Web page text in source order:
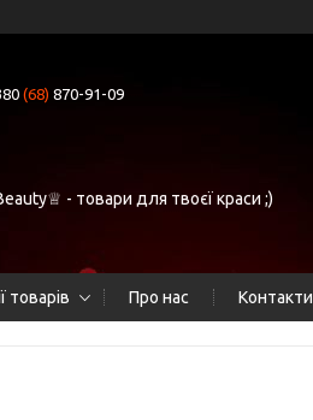
(68) 870-91-09
- товари для твоєї краси ;)
товарів Про нас Контакти